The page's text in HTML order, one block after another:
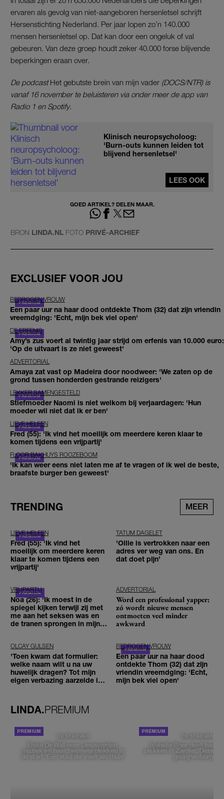
ervaren als gevolg van niet-aangeboren hersenletsel schrijft
Hersenstichting Nederland. Per jaar lopen zo’n 140.000
mensen hersenletsel op. Dat kan door een ongeluk of val
gebeuren. Van deze groep houdt zeker 40.000 forse blijvende
beperkingen eraan over.
De podcastHet gebutste brein van mijn vader (DOCS/NTR) is
vanaf 16 november te beluisteren via onder meer de app van
Radio 1 en Spotify.
Klinisch neuropsycholoog:
'Burn-outs kunnen leiden tot
blijvend hersenletsel'
LEES OOK
GOED ARTIKEL? DELEN MAAR.
BRON LINDA.NL FOTO PRIVÉ-ARCHIEF
EXCLUSIEF VOOR JOU
BEDROGEN VROUW
Een paar uur na haar dood ontdekte Thom (32) dat zijn vriendin
vreemdging: 'Echt, mijn bek viel open'
DE ERFENIS
Amy’s zus voert al twintig jaar strijd om erfenis van 10.000 euro:
'Op de uitvaart is ze niet geweest'
ADVERTORIAL
Amaya zat vast op Madeira door noodweer: 'We zaten op de
grond tussen honderden gestrande reizigers'
LEKKER SAMENGESTELD
Stiefmoeder Naomi is niet welkom bij verjaardagen: 'Hun
moeder wil niet dat ik er ben'
LIEVE HELEEN
Fred (55): 'Ik vind het moeilijk om meerdere keren klaar te
komen tijdens een vrijpartij'
FLOOR BAKHUYS ROOZEBOOM
'Ik kan weer eens niet laten me af te vragen of ik wel de beste,
braafste burger ben geweest'
TRENDING MEER
LIEVE HELEEN
Fred (55): 'Ik vind het
moeilijk om meerdere keren
klaar te komen tijdens een
vrijpartij'
TATUM DAGELET
'Ollie is vertrokken naar een
adres ver weg van ons. En
dat doet pijn’
VRIJPARTIJ
Noa (26): 'Ik moest in de
spiegel kijken terwijl zij met
me aan het seksen was en
de tranen sprongen in mijn
ADVERTORIAL
Word een professional yapper:
zó wordt nieuwe mensen
ontmoeten veel minder
awkward
OLCAY GULSEN
'Toen kwam dat formulier:
welke naam wilt u na uw
huwelijk dragen? Tot mijn
eigen verbazing aarzelde ik
BEDROGEN VROUW
Een paar uur na haar dood
ontdekte Thom (32) dat zijn
vriendin vreemdging: 'Echt,
mijn bek viel open'
LINDA.PREMIUM
DE STAD VAN
Elske DeWall over Leeuwarden,
muziek en haar favoriete plekken in
de stad: 'Een stad die voelt als thuis'
DE STAD VAN
Isabelle Boer deelt haar
plekken in Zwolle: 'Deze
graag verborgen'